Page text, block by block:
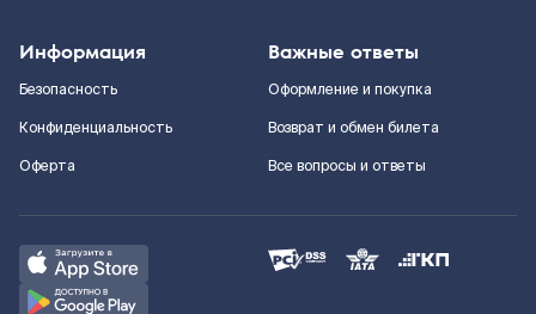
Информация
Безопасность
Конфиденциальность
Оферта
Важные ответы
Оформление и покупка
Возврат и обмен билета
Все вопросы и ответы